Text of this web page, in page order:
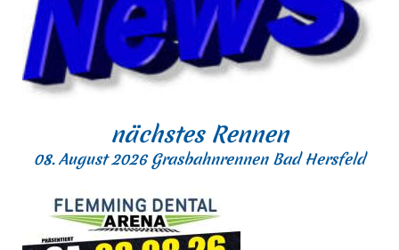
nächstes Rennen
08. August 2026 Grasbahnrennen Bad Hersfeld